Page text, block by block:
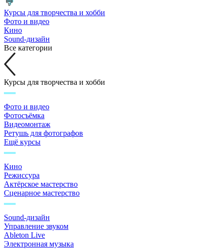
Курсы для творчества и хобби
Фото и видео
Кино
Sound-дизайн
Все категории
Курсы для творчества и хобби
Фото и видео
Фотосъёмка
Видеомонтаж
Ретушь для фотографов
Ещё курсы
Кино
Режиссура
Актёрское мастерство
Сценарное мастерство
Sound-дизайн
Управление звуком
Ableton Live
Электронная музыка